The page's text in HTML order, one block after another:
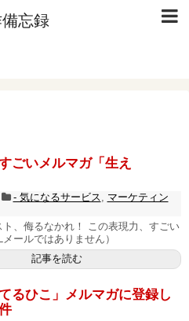
忘録
ごいメルマガ「生え
- 気になるサービス
マーケティン
ト、侮るなかれ！ この表現力、すごい
ールではありません）
記事を読む
るひこ」メルマガに登録し